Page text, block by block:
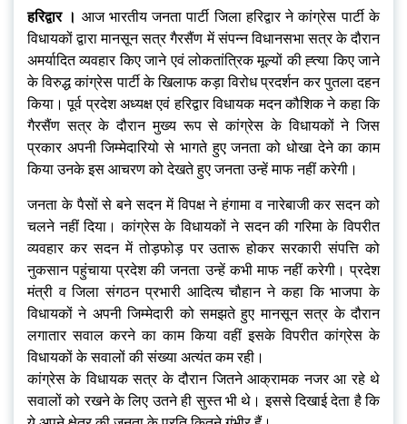
हरिद्वार । आज भारतीय जनता पार्टी जिला हरिद्वार ने कांग्रेस पार्टी के
विधायकों द्वारा मानसून सत्र गैरसैंण में संपन्न विधानसभा सत्र के दौरान
अमर्यादित व्यवहार किए जाने एवं लोकतांत्रिक मूल्यों की ह्त्या किए जाने
के विरुद्ध कांग्रेस पार्टी के खिलाफ कड़ा विरोध प्रदर्शन कर पुतला दहन
किया। पूर्व प्रदेश अध्यक्ष एवं हरिद्वार विधायक मदन कौशिक ने कहा कि
गैरसैंण सत्र के दौरान मुख्य रूप से कांग्रेस के विधायकों ने जिस
प्रकार अपनी जिम्मेदारियो से भागते हुए जनता को धोखा देने का काम
किया उनके इस आचरण को देखते हुए जनता उन्हें माफ नहीं करेगी।
जनता के पैसों से बने सदन में विपक्ष ने हंगामा व नारेबाजी कर सदन को
चलने नहीं दिया। कांग्रेस के विधायकों ने सदन की गरिमा के विपरीत
व्यवहार कर सदन में तोड़फोड़ पर उतारू होकर सरकारी संपत्ति को
नुकसान पहुंचाया प्रदेश की जनता उन्हें कभी माफ नहीं करेगी। प्रदेश
मंत्री व जिला संगठन प्रभारी आदित्य चौहान ने कहा कि भाजपा के
विधायकों ने अपनी जिम्मेदारी को समझते हुए मानसून सत्र के दौरान
लगातार सवाल करने का काम किया वहीं इसके विपरीत कांग्रेस के
विधायकों के सवालों की संख्या अत्यंत कम रही।
कांग्रेस के विधायक सत्र के दौरान जितने आक्रामक नजर आ रहे थे
सवालों को रखने के लिए उतने ही सुस्त भी थे। इससे दिखाई देता है कि